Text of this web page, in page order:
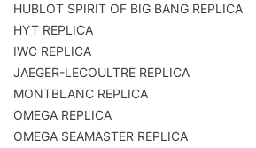
HUBLOT SPIRIT OF BIG BANG REPLICA
HYT REPLICA
IWC REPLICA
JAEGER-LECOULTRE REPLICA
MONTBLANC REPLICA
OMEGA REPLICA
OMEGA SEAMASTER REPLICA